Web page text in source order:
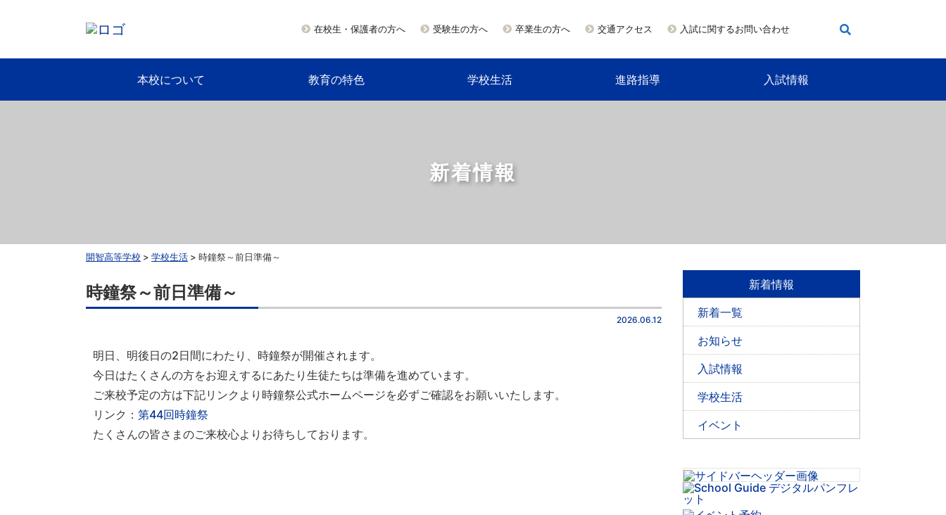
在校生・保護者の方へ 受験生の方へ 卒業生の方へ 交通アクセス 入試に関するお問い合わせ
本校について 教育の特色 学校生活 進路指導 入試情報
新着情報
開智高等学校 > 学校生活 > 時鐘祭～前日準備～
新着情報
新着一覧
お知らせ
入試情報
学校生活
イベント
時鐘祭～前日準備～
2026.06.12
明日、明後日の2日間にわたり、時鐘祭が開催されます。
今日はたくさんの方をお迎えするにあたり生徒たちは準備を進めています。
ご来校予定の方は下記リンクより時鐘祭公式ホームページを必ずご確認をお願いいたします。
リンク： 第44回時鐘祭
たくさんの皆さまのご来校心よりお待ちしております。